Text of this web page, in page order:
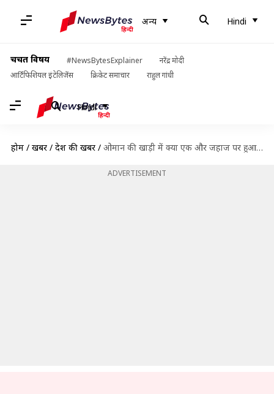
अन्य Hindi
चर्चित विषय #NewsBytesExplainer
नरेंद्र मोदी
आर्टिफिशियल इंटेलिजेंस
क्रिकेट समाचार राहुल गांधी
Hindi
होम / खबरें / देश की खबरें / ओमान की खाड़ी में क्या एक और जहाज पर हुआ हमला? विदेश मंत्रालय ने बताई सच्चाई
ADVERTISEMENT